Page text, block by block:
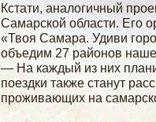
Кстати, аналогичный
Самарской области. Его
«Твоя Самара. Удиви
объедим 27 районов
— На каждый из них
поездки также станут
проживающих на